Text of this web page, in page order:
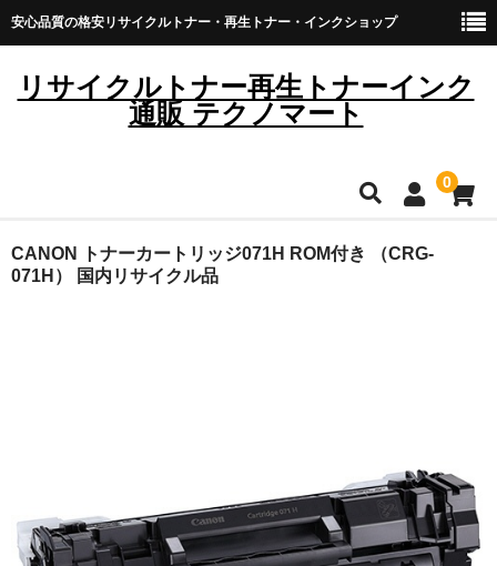
安心品質の格安リサイクルトナー・再生トナー・インクショップ
リサイクルトナー再生トナーインク
通販 テクノマート
0
HOME
OKI
CANON トナーカートリッジ071H ROM付き （CRG-
071H） 国内リサイクル品